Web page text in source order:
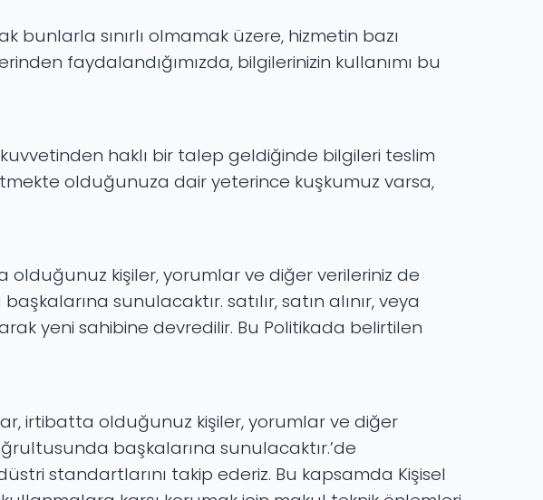
sınırlı olmamak üzere, hizmetin bazı
faydalandığımızda, bilgilerinizin kullanımı bu
haklı bir talep geldiğinde bilgileri teslim
olduğunuza dair yeterince kuşkumuz varsa,
olduğunuz kişiler, yorumlar ve diğer verileriniz de
sunulacaktır. satılır, satın alınır, veya
yeni sahibine devredilir. Bu Politikada belirtilen
irtibatta olduğunuz kişiler, yorumlar ve diğer
başkalarına sunulacaktır.’de
standartlarını takip ederiz. Bu kapsamda Kişisel